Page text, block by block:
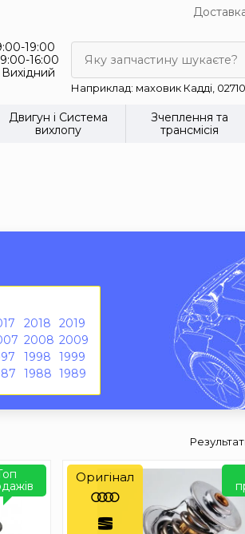
19:00
9:00-16:00
Вихідний
Яку запчастину шукаєте?
Наприклад: маховик Кадді,
Двигун і Система
вихлопу
Зчеплення та
трансмісія
2018
2019
2008 2009
1998
1999
1988 1989
Оригінал